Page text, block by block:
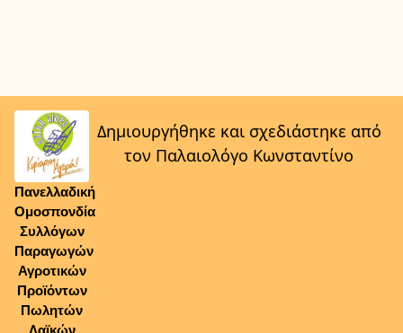
Πανελλαδική
Ομοσπονδία
Συλλόγων
Παραγωγών
Αγροτικών
Προϊόντων
Πωλητών
Λαϊκών
Δημιουργήθηκε και σχεδιάστηκε από
τον Παλαιολόγο Κωνσταντίνο